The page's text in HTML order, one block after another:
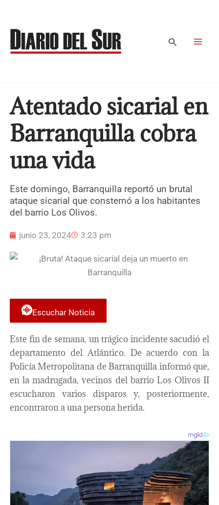
contenido
Buscar
Atentado sicarial en
Barranquilla cobra
una vida
Este domingo, Barranquilla reportó un brutal
ataque sicarial que consternó a los habitantes
del barrio Los Olivos.
junio 23, 2024 3:23 pm
Escuchar Noticia
Este fin de semana, un trágico incidente sacudió el
departamento del Atlántico. De acuerdo con la
Policía Metropolitana de Barranquilla informó que,
en la madrugada, vecinos del barrio Los Olivos II
escucharon varios disparos y, posteriormente,
encontraron a una persona herida.